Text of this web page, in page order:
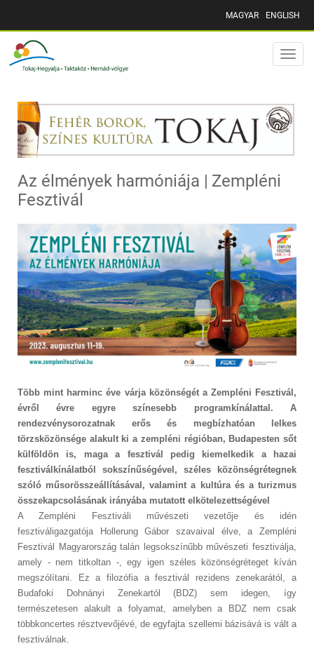
MAGYAR ENGLISH
Toggle
Az élmények harmóniája | Zempléni
Fesztivál
Több mint harminc éve várja közönségét a Zempléni Fesztivál,
évről évre egyre színesebb programkínálattal. A
rendezvénysorozatnak erős és megbízhatóan lelkes
törzsközönsége alakult ki a zempléni régióban, Budapesten sőt
külföldön is, maga a fesztivál pedig kiemelkedik a hazai
fesztiválkínálatból sokszínűségével, széles közönségrétegnek
szóló műsorösszeállításával, valamint a kultúra és a turizmus
összekapcsolásának irányába mutatott elkötelezettségével
A Zempléni Fesztiváli művészeti vezetője és idén
fesztiváligazgatója Hollerung Gábor szavaival élve, a Zempléni
Fesztivál Magyarország talán legsokszínűbb művészeti fesztiválja,
amely - nem titkoltan -, egy igen széles közönségréteget kíván
megszólítani. Ez a filozófia a fesztivál rezidens zenekarától, a
Budafoki Dohnányi Zenekartól (BDZ) sem idegen, így
természetesen alakult a folyamat, amelyben a BDZ nem csak
többkoncertes résztvevőjévé, de egyfajta szellemi bázisává is vált a
fesztiválnak.